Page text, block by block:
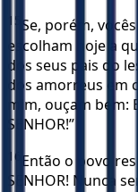
15 Se, porém,
escolham hoje a
dos seus pais do
dos amorreus em
mim, ouçam bem:
SENHOR!”
16 Então o povo
SENHOR! Nunca